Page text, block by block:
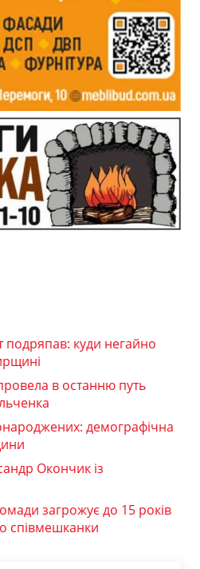
подряпав: куди негайно
в останню путь
демографічна
Окончик із
загрожує до 15 років
співмешканки